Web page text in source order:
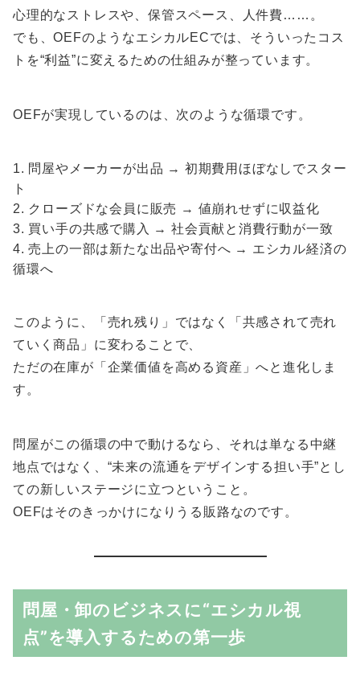
心理的なストレスや、保管スペース、人件費……。
でも、OEFのようなエシカルECでは、そういったコス
トを“利益”に変えるための仕組みが整っています。
OEFが実現しているのは、次のような循環です。
問屋やメーカーが出品 → 初期費用ほぼなしでスター
ト
クローズドな会員に販売 → 値崩れせずに収益化
買い手の共感で購入 → 社会貢献と消費行動が一致
売上の一部は新たな出品や寄付へ → エシカル経済の
循環へ
このように、「売れ残り」ではなく「共感されて売れ
ていく商品」に変わることで、
ただの在庫が「企業価値を高める資産」へと進化しま
す。
問屋がこの循環の中で動けるなら、それは単なる中継
地点ではなく、“未来の流通をデザインする担い手”とし
ての新しいステージに立つということ。
OEFはそのきっかけになりうる販路なのです。
問屋・卸のビジネスに“エシカル視
点”を導入するための第一歩